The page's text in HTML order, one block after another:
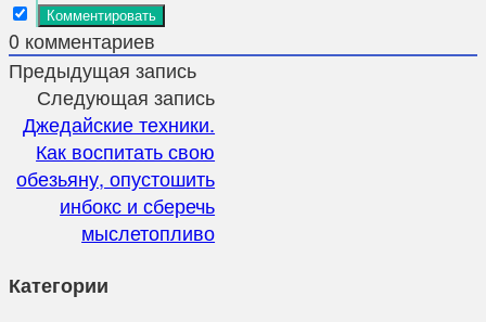
0 комментариев
Предыдущая запись
Следующая запись
Джедайские техники.
Как воспитать свою
обезьяну, опустошить
инбокс и сберечь
мыслетопливо
Категории